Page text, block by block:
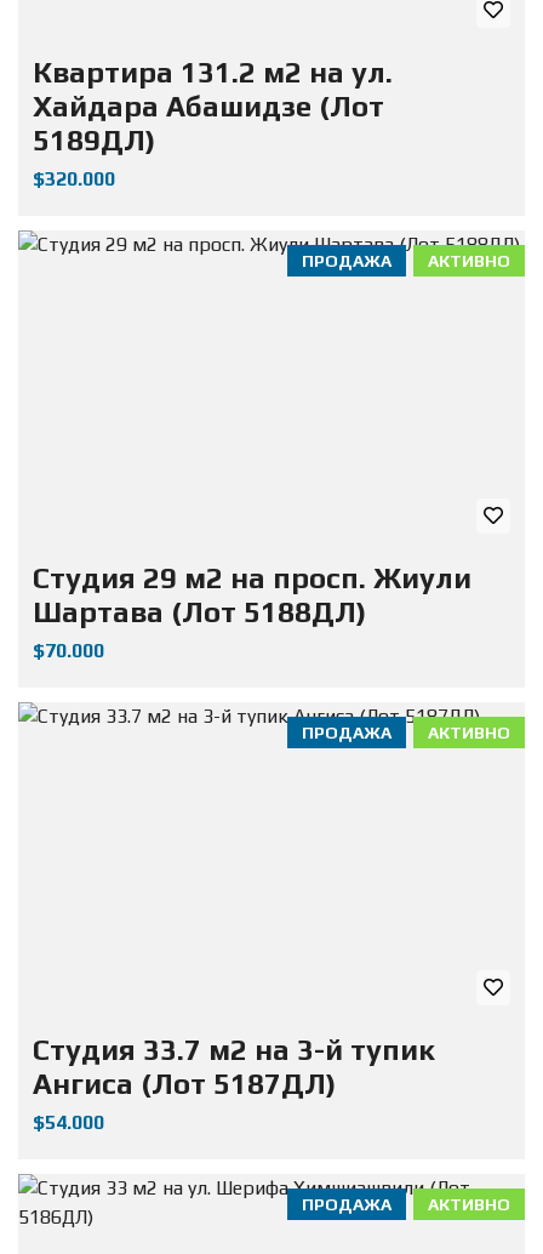
Квартира 131.2 м2 на ул.
Хайдара Абашидзе (Лот
5189ДЛ)
$320.000
АКТИВНО
ПРОДАЖА
Студия 29 м2 на просп. Жиули
Шартава (Лот 5188ДЛ)
$70.000
АКТИВНО
ПРОДАЖА
Студия 33.7 м2 на 3-й тупик
Ангиса (Лот 5187ДЛ)
$54.000
АКТИВНО
ПРОДАЖА